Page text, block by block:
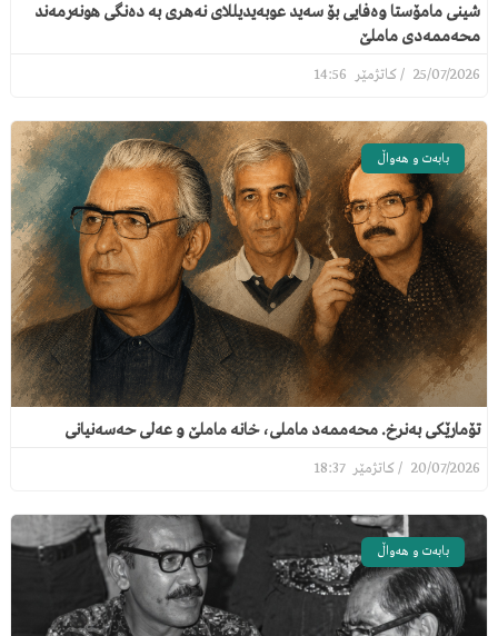
شینی مامۆستا وەفایی بۆ سەید عوبەیدیللای نەهری بە دەنگی هونەرمەند
محەممەدی ماملێ
25/07/2026
بابەت و هەواڵ
تۆمارێکی بەنرخ. محەممەد ماملی، خانە ماملێ و عەلی حەسەنیانی
20/07/2026
18:37
بابەت و هەواڵ